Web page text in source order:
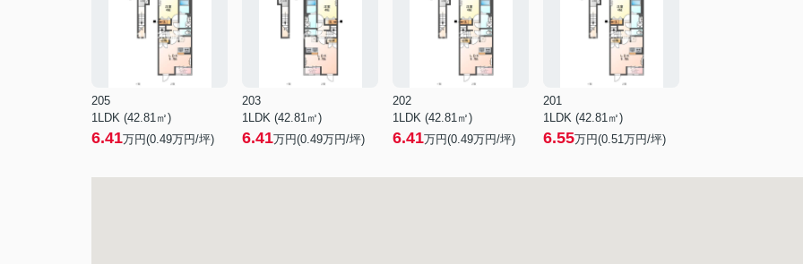
205
1LDK (42.81㎡)
6.41万円(0.49万円/坪)
203
1LDK (42.81㎡)
6.41万円(0.49万円/坪)
202
1LDK (42.81㎡)
6.41万円(0.49万円/坪)
201
1LDK (42.81㎡)
6.55万円(0.51万円/坪)